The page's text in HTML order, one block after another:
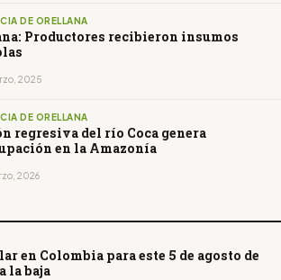
DE ORELLANA
Productores recibieron insumos
2025
DE ORELLANA
regresiva del río Coca genera
en la Amazonía
2026
en Colombia para este 5 de agosto de
la baja